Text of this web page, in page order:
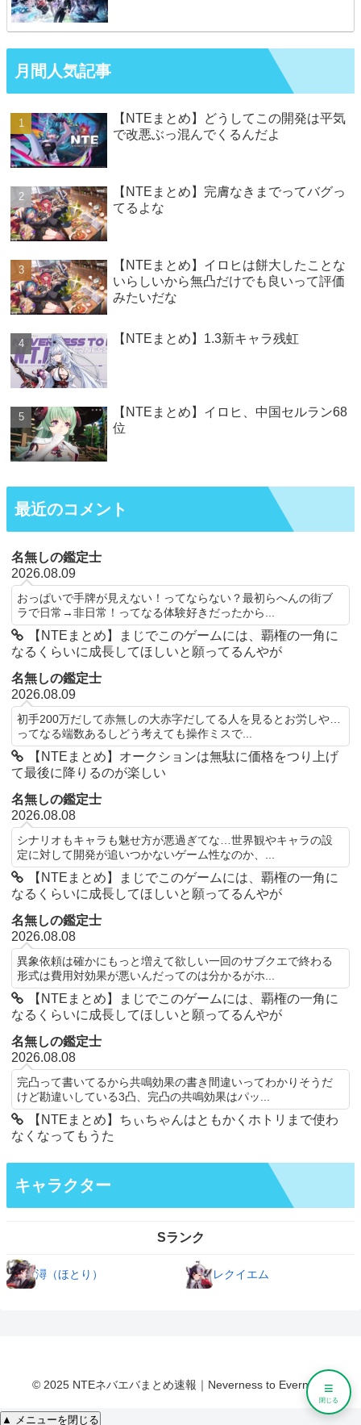
月間人気記事
【NTEまとめ】どうしてこの開発は平気
で改悪ぶっ混んでくるんだよ
【NTEまとめ】完膚なきまでってバグっ
てるよな
【NTEまとめ】イロヒは餅大したことな
いらしいから無凸だけでも良いって評価
みたいだな
【NTEまとめ】1.3新キャラ残虹
【NTEまとめ】イロヒ、中国セルラン68
位
最近のコメント
名無しの鑑定士
2026.08.09
おっぱいで手牌が見えない！ってならない？最初らへんの街ブ
ラで日常→非日常！ってなる体験好きだったから...
【NTEまとめ】まじでこのゲームには、覇権の一角に
なるくらいに成長してほしいと願ってるんやが
名無しの鑑定士
2026.08.09
初手200万だして赤無しの大赤字だしてる人を見るとお労しや…
ってなる端数あるしどう考えても操作ミスで...
【NTEまとめ】オークションは無駄に価格をつり上げ
て最後に降りるのが楽しい
名無しの鑑定士
2026.08.08
シナリオもキャラも魅せ方が悪過ぎてな…世界観やキャラの設
定に対して開発が追いつかないゲーム性なのか、...
【NTEまとめ】まじでこのゲームには、覇権の一角に
なるくらいに成長してほしいと願ってるんやが
名無しの鑑定士
2026.08.08
異象依頼は確かにもっと増えて欲しい一回のサブクエで終わる
形式は費用対効果が悪いんだってのは分かるがホ...
【NTEまとめ】まじでこのゲームには、覇権の一角に
なるくらいに成長してほしいと願ってるんやが
名無しの鑑定士
2026.08.08
完凸って書いてるから共鳴効果の書き間違いってわかりそうだ
けど勘違いしている3凸、完凸の共鳴効果はパッ...
【NTEまとめ】ちぃちゃんはともかくホトリまで使わ
なくなってもうた
キャラクター
Sランク
潯（ほとり） レクイエム
© 2025 NTEネバエバまとめ速報｜Neverness to Everness.
▲ メニューを閉じる
≡
閉じる